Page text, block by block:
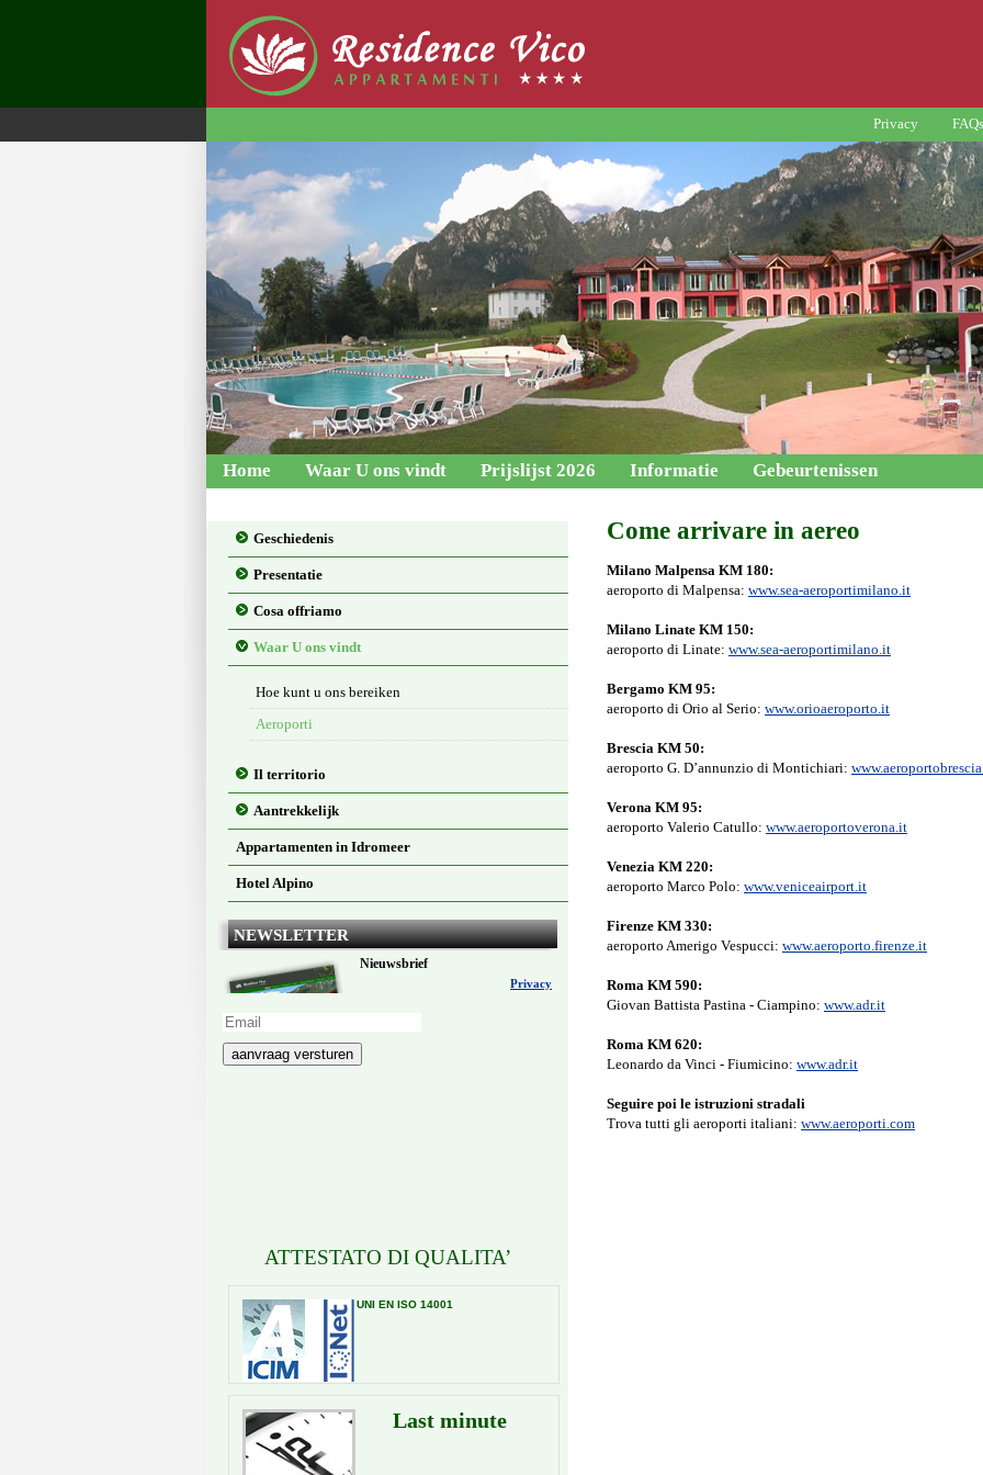
Privacy FAQs
Home Waar U ons vindt Prijslijst 2026 Informatie Gebeurtenissen
Geschiedenis
Presentatie
Cosa offriamo
Waar U ons vindt
Hoe kunt u ons bereiken
Aeroporti
Il territorio
Aantrekkelijk
Appartamenten in Idromeer
Hotel Alpino
NEWSLETTER
Nieuwsbrief
Privacy
aanvraag versturen
ATTESTATO DI QUALITA’
UNI EN ISO 14001
Last minute
Come arrivare in aereo
Milano Malpensa KM 180:
aeroporto di Malpensa: www.sea-aeroportimilano.it
Milano Linate KM 150:
aeroporto di Linate: www.sea-aeroportimilano.it
Bergamo KM 95:
aeroporto di Orio al Serio: www.orioaeroporto.it
Brescia KM 50:
aeroporto G. D’annunzio di Montichiari:
Verona KM 95:
aeroporto Valerio Catullo: www.aeroportoverona.it
Venezia KM 220:
aeroporto Marco Polo: www.veniceairport.it
Firenze KM 330:
aeroporto Amerigo Vespucci: www.aeroporto.firenze.it
Roma KM 590:
Giovan Battista Pastina - Ciampino: www.adr.it
Roma KM 620:
Leonardo da Vinci - Fiumicino: www.adr.it
Seguire poi le istruzioni stradali
Trova tutti gli aeroporti italiani: www.aeroporti.com